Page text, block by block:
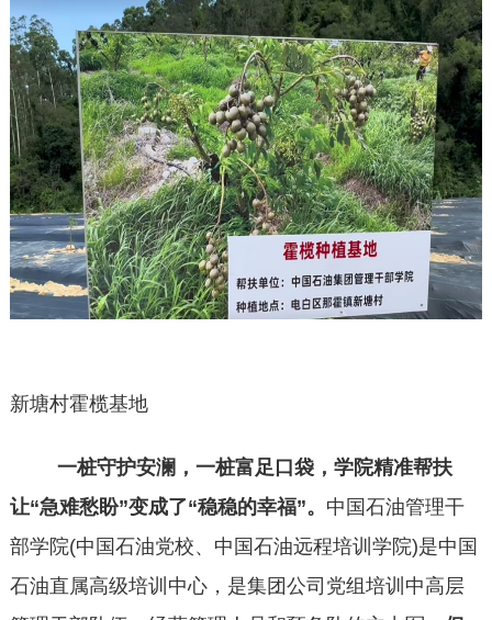
新塘村霍榄基地
一桩守护安澜，一桩富足口袋，学院精准帮扶
让“急难愁盼”变成了“稳稳的幸福”。 中国石油管理干
部学院(中国石油党校、中国石油远程培训学院)是中国
石油直属高级培训中心，是集团公司党组培训中高层